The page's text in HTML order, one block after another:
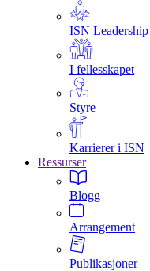
ISN Leadership
I fellesskapet
Styre
Karrierer i ISN
Ressurser
Blogg
Arrangement
Publikasjoner